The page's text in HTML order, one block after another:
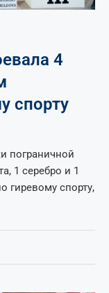
4
спорту
пограничной
1 серебро и 1
гиревому спорту,